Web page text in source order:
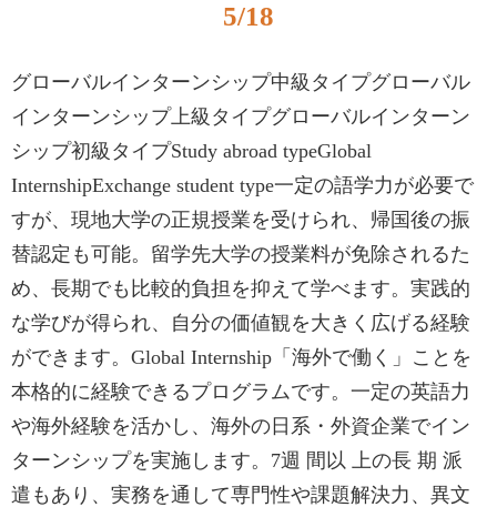
5/18
グローバルインターンシップ中級タイプグローバル
インターンシップ上級タイプグローバルインターン
シップ初級タイプStudy abroad typeGlobal
InternshipExchange student type一定の語学力が必要で
すが、現地大学の正規授業を受けられ、帰国後の振
替認定も可能。留学先大学の授業料が免除されるた
め、長期でも比較的負担を抑えて学べます。実践的
な学びが得られ、自分の価値観を大きく広げる経験
ができます。Global Internship「海外で働く」ことを
本格的に経験できるプログラムです。一定の英語力
や海外経験を活かし、海外の日系・外資企業でイン
ターンシップを実施します。7週 間以 上の長 期 派
遣もあり、実務を通して専門性や課題解決力、異文